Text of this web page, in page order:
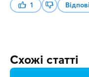
1
Схожі статті